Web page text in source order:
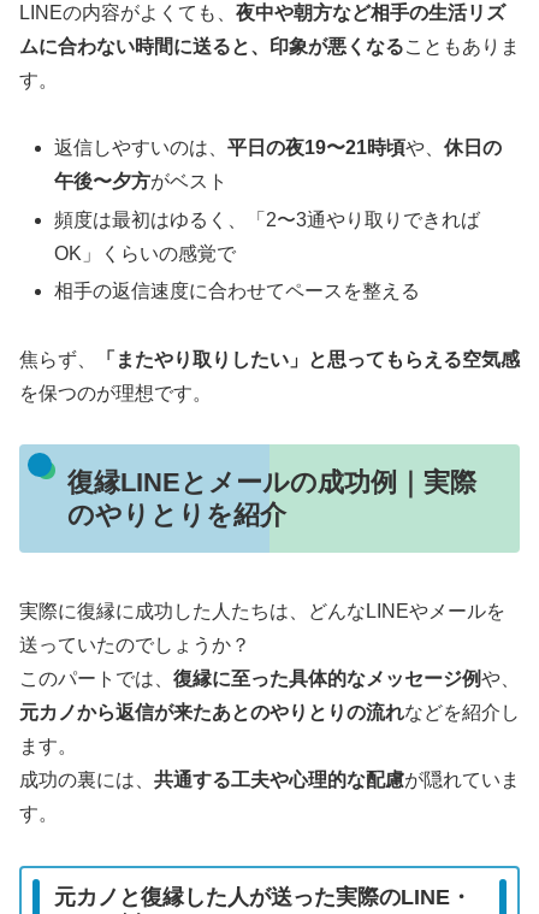
LINEの内容がよくても、 夜中や朝方など相手の生活リズ
ムに合わない時間に送ると、印象が悪くなることもありま
す。
返信しやすいのは、平日の夜19〜21時頃や、休日の
午後〜夕方がベスト
頻度は最初はゆるく、「2〜3通やり取りできれば
OK」くらいの感覚で
相手の返信速度に合わせてペースを整える
焦らず、
「またやり取りしたい」と思ってもらえる空気感
を保つのが理想です。
復縁LINEとメールの成功例｜実際
のやりとりを紹介
実際に復縁に成功した人たちは、どんなLINEやメールを
送っていたのでしょうか？
このパートでは、 復縁に至った具体的なメッセージ例や、
元カノから返信が来たあとのやりとりの流れなどを紹介し
ます。
成功の裏には、 共通する工夫や心理的な配慮が隠れていま
す。
元カノと復縁した人が送った実際のLINE・